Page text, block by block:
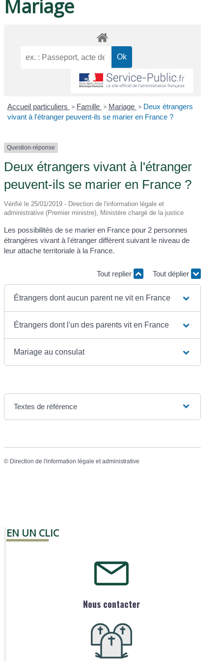
Mariage
Accueil particuliers > Famille > Mariage > Deux étrangers
vivant à l'étranger peuvent-ils se marier en France ?
Question-réponse
Deux étrangers vivant à l'étranger
peuvent-ils se marier en France ?
Vérifié le 25/01/2019 - Direction de l'information légale et
administrative (Premier ministre), Ministère chargé de la justice
Les possibilités de se marier en France pour 2 personnes
étrangères vivant à l'étranger diffèrent suivant le niveau de
leur attache territoriale à la France.
Tout replier Tout déplier
Étrangers dont aucun parent ne vit en France
Étrangers dont l'un des parents vit en France
Mariage au consulat
Textes de référence
© Direction de l'information légale et administrative
EN UN CLIC
Nous contacter